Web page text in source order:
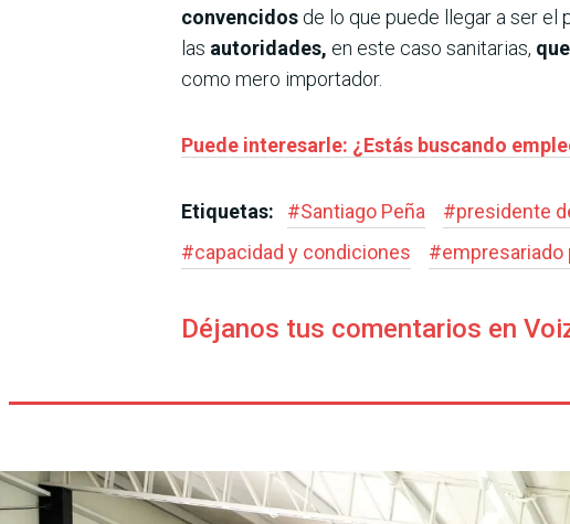
convencidos de lo que puede llegar a ser el
las autoridades, en este caso sanitarias,
como mero importador.
Puede interesarle: ¿Estás buscando
Etiquetas: #Santiago Peña #presidente
#capacidad y condiciones #empresariado
Déjanos tus comentarios en